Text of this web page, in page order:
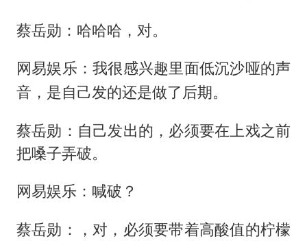
蔡岳勋：哈哈哈，对。
网易娱乐：我很感兴趣里面低沉沙哑的声
音，是自己发的还是做了后期。
蔡岳勋：自己发出的，必须要在上戏之前
把嗓子弄破。
网易娱乐：喊破？
蔡岳勋：，对，必须要带着高酸值的柠檬